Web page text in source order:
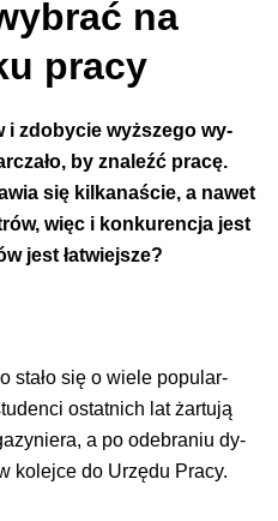
na
pracy
i zdobycie wyższego wy­
by znaleźć pracę.
się kilkanaście, a nawet
więc i konkurencja jest
jest łatwiejsze?
stało się o wiele popular­
ostatnich lat żartują
a po odebraniu dy­
kolejce do Urzędu Pracy.